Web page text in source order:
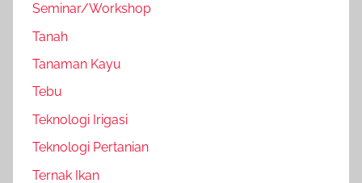
Seminar/Workshop
Tanah
Tanaman Kayu
Tebu
Teknologi Irigasi
Teknologi Pertanian
Ternak Ikan